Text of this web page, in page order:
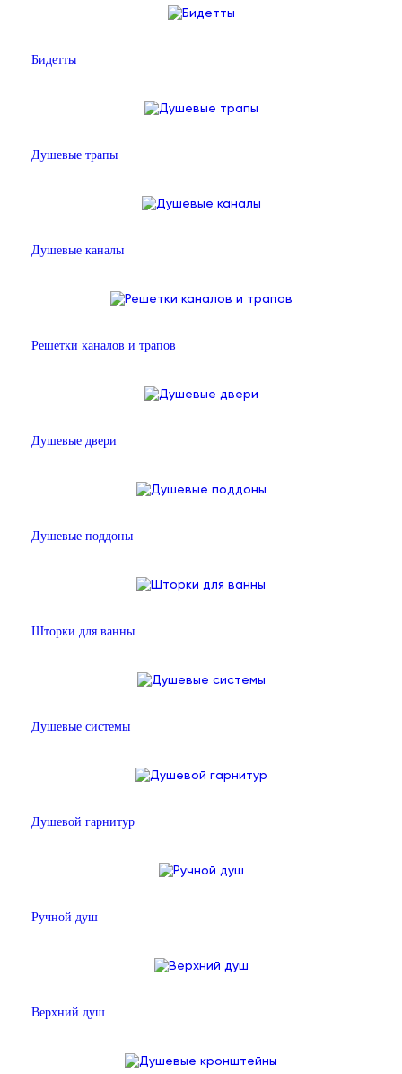
Бидетты
Душевые трапы
Душевые каналы
Решетки каналов и трапов
Душевые двери
Душевые поддоны
Шторки для ванны
Душевые системы
Душевой гарнитур
Ручной душ
Верхний душ